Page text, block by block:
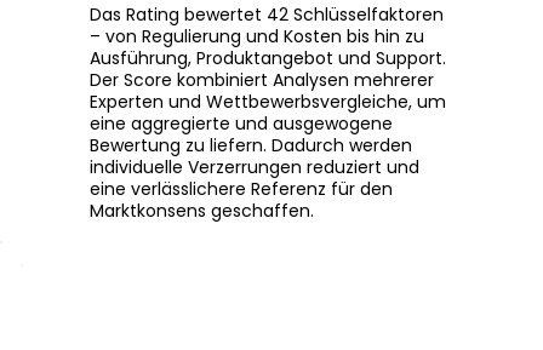
Das Rating bewertet 42 Schlüsselfaktoren
– von Regulierung und Kosten bis hin zu
Ausführung, Produktangebot und Support.
Der Score kombiniert Analysen mehrerer
Experten und Wettbewerbsvergleiche, um
eine aggregierte und ausgewogene
Bewertung zu liefern. Dadurch werden
individuelle Verzerrungen reduziert und
eine verlässlichere Referenz für den
Marktkonsens geschaffen.